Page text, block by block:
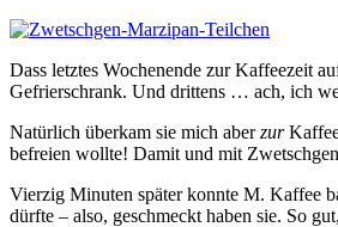
Dass letztes Wochenende zur Kaffeezeit
Gefrierschrank. Und drittens … ach, ich
Natürlich überkam sie mich aberzur
befreien wollte! Damit und mit
Vierzig Minuten später konnte M. Kaffee
dürfte – also, geschmeckt haben sie. So